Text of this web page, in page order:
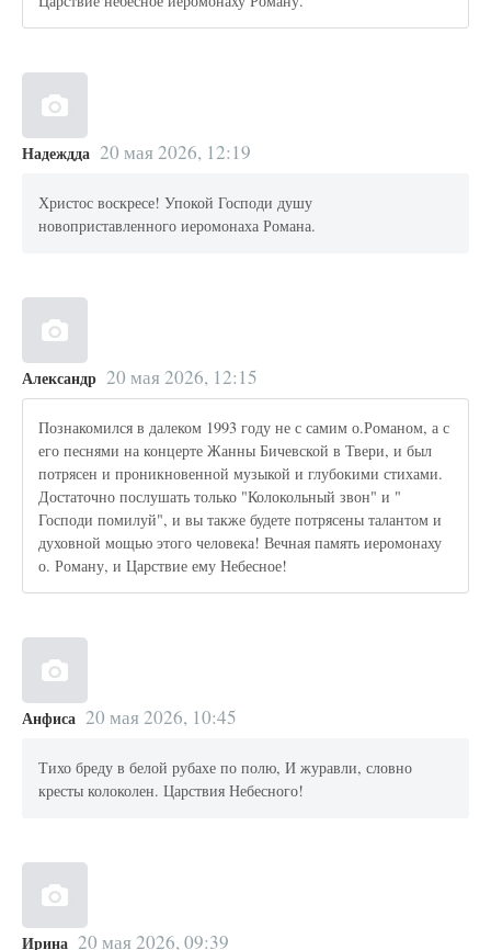
Надеждда 20 мая 2026, 12:19
Христос воскресе! Упокой Господи душу
новоприставленного иеромонаха Романа.
Александр 20 мая 2026, 12:15
Познакомился в далеком 1993 году не с самим о.Романом, а с
его песнями на концерте Жанны Бичевской в Твери, и был
потрясен и проникновенной музыкой и глубокими стихами.
Достаточно послушать только "Колокольный звон" и "
Господи помилуй", и вы также будете потрясены талантом и
духовной мощью этого человека! Вечная память иеромонаху
о. Роману, и Царствие ему Небесное!
Анфиса 20 мая 2026, 10:45
Тихо бреду в белой рубахе по полю, И журавли, словно
кресты колоколен. Царствия Небесного!
Ирина 20 мая 2026, 09:39